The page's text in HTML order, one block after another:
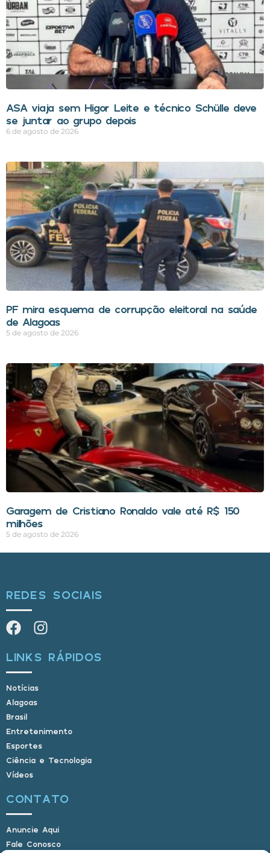
ASA viaja sem Higor Leite e técnico Schülle deve
se juntar ao grupo depois
6 de agosto de 2026
PF mira esquema de corrupção eleitoral na saúde
de Alagoas
5 de agosto de 2026
Garagem de Cristiano Ronaldo vale até R$ 150
milhões
5 de agosto de 2026
REDES SOCIAIS
LINKS RÁPIDOS
Notícias
Alagoas
Brasil
Entretenimento
Esportes
Ciência e Tecnologia
Vídeos
CONTATO
Anuncie Aqui
Fale Conosco